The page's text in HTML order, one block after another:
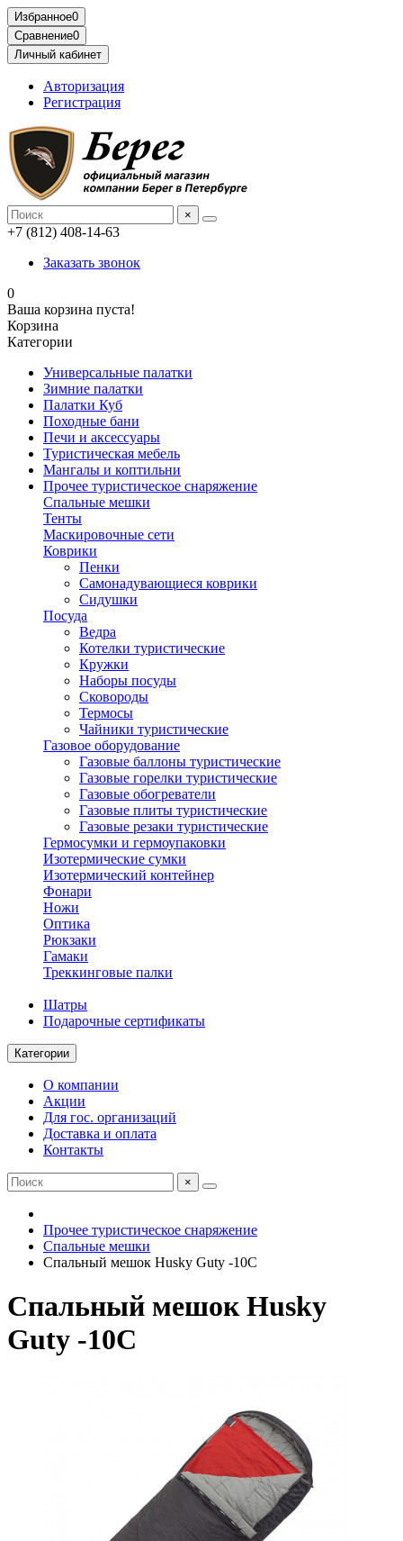
Избранное0
Сравнение0
Личный кабинет
Авторизация
Регистрация
×
+7 (812) 408-14-63
Заказать звонок
0
Ваша корзина пуста!
Корзина
Категории
Универсальные палатки
Зимние палатки
Палатки Куб
Походные бани
Печи и аксессуары
Туристическая мебель
Мангалы и коптильни
Прочее туристическое снаряжение
Спальные мешки
Тенты
Маскировочные сети
Коврики
Пенки
Самонадувающиеся коврики
Сидушки
Посуда
Ведра
Котелки туристические
Кружки
Наборы посуды
Сковороды
Термосы
Чайники туристические
Газовое оборудование
Газовые баллоны туристические
Газовые горелки туристические
Газовые обогреватели
Газовые плиты туристические
Газовые резаки туристические
Гермосумки и гермоупаковки
Изотермические сумки
Изотермический контейнер
Фонари
Ножи
Оптика
Рюкзаки
Гамаки
Треккинговые палки
Шатры
Подарочные сертификаты
Категории
О компании
Акции
Для гос. организаций
Доставка и оплата
Контакты
×
Прочее туристическое снаряжение
Спальные мешки
Спальный мешок Husky Guty -10C
Спальный мешок Husky
Guty -10C